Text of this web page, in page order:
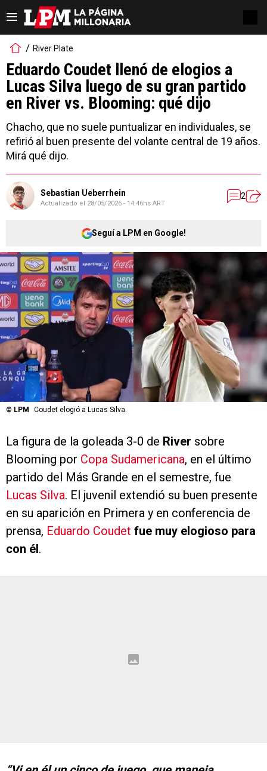
River Plate
Eduardo Coudet llenó de elogios a
Lucas Silva luego de su gran partido
en River vs. Blooming: qué dijo
Chacho, que no suele puntualizar en individuales, se
refirió al buen presente del volante central de 19 años.
Mirá qué dijo.
Sebastian Ueberrhein
Actualizado el 28/05/2026 - 14:46hs ART
2
Seguí a LPM en Google!
© LPM Coudet elogió a Lucas Silva.
La figura de la goleada 3-0 de River sobre
Blooming por Copa Sudamericana, en el último
partido del Más Grande en el semestre, fue
Lucas Silva. El juvenil extendió su buen presente
en su aparición en Primera y en conferencia de
prensa, Eduardo Coudet fue muy elogioso para
con él .